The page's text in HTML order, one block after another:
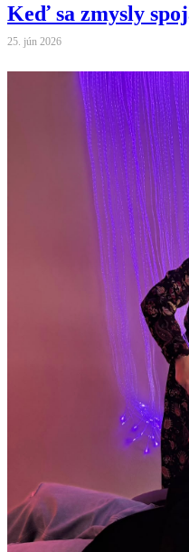
Keď sa zmysly
25. jún 2026